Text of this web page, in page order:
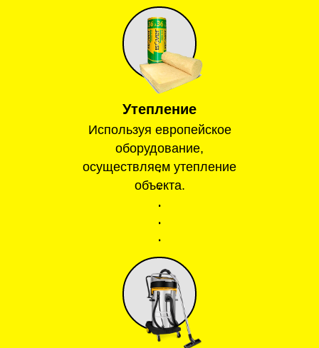
Утепление
Используя европейское
оборудование,
осуществляем утепление
объекта.